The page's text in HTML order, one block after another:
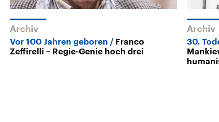
Archiv
Vor 100 Jahren geboren
Franco
Zeffirelli – Regie-Genie hoch drei
Archiv
30.